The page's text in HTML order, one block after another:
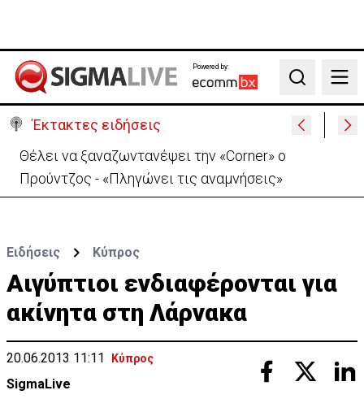
Powered by:
Search
Έκτακτες ειδήσεις
Χειροπέδες σε μοναχό για απόπειρα φόνου-
Μαχαίρωσε στο λαιμό 53χρονο
Ειδήσεις Κύπρος
Αιγύπτιοι ενδιαφέρονται για
ακίνητα στη Λάρνακα
20.06.2013 11:11 Κύπρος
SigmaLive